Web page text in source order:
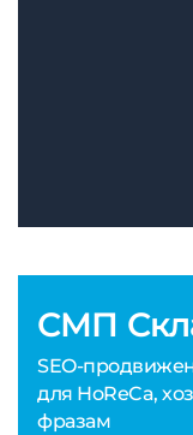
СМП
SEO-
для HoReCa,
фразам